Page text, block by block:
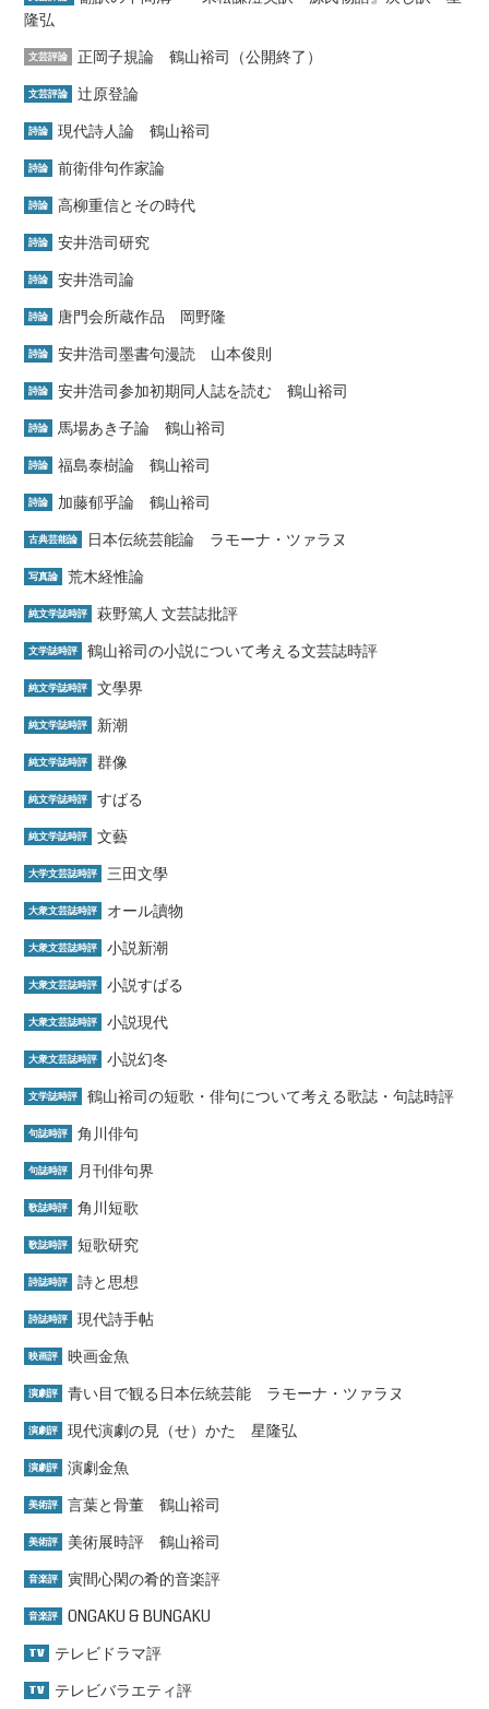
隆弘
文芸評論 正岡子規論 鶴山裕司（公開終了）
文芸評論 辻原登論
詩論 現代詩人論 鶴山裕司
詩論 前衛俳句作家論
詩論 高柳重信とその時代
詩論 安井浩司研究
詩論 安井浩司論
詩論 唐門会所蔵作品 岡野隆
詩論 安井浩司墨書句漫読 山本俊則
詩論 安井浩司参加初期同人誌を読む 鶴山裕司
詩論 馬場あき子論 鶴山裕司
詩論 福島泰樹論 鶴山裕司
詩論 加藤郁乎論 鶴山裕司
古典芸能論 日本伝統芸能論 ラモーナ・ツァラヌ
写真論 荒木経惟論
純文学誌時評 萩野篤人 文芸誌批評
文学誌時評 鶴山裕司の小説について考える文芸誌時評
純文学誌時評 文學界
純文学誌時評 新潮
純文学誌時評 群像
純文学誌時評 すばる
純文学誌時評 文藝
大学文芸誌時評 三田文學
大衆文芸誌時評 オール讀物
大衆文芸誌時評 小説新潮
大衆文芸誌時評 小説すばる
大衆文芸誌時評 小説現代
大衆文芸誌時評 小説幻冬
文学誌時評 鶴山裕司の短歌・俳句について考える歌誌・句誌時評
句誌時評 角川俳句
句誌時評 月刊俳句界
歌誌時評 角川短歌
歌誌時評 短歌研究
詩誌時評 詩と思想
詩誌時評 現代詩手帖
映画評 映画金魚
演劇評 青い目で観る日本伝統芸能 ラモーナ・ツァラヌ
演劇評 現代演劇の見（せ）かた 星隆弘
演劇評 演劇金魚
美術評 言葉と骨董 鶴山裕司
美術評 美術展時評 鶴山裕司
音楽評 寅間心閑の肴的音楽評
音楽評 ONGAKU & BUNGAKU
TV テレビドラマ評
TV テレビバラエティ評